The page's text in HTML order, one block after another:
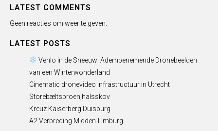
LATEST COMMENTS
Geen reacties om weer te geven.
LATEST POSTS
Venlo in de Sneeuw: Adembenemende Dronebeelden
van een Winterwonderland
Cinematic dronevideo infrastructuur in Utrecht
Storebæltsbroen,halsskov
Kreuz Kaiserberg Duisburg
A2 Verbreding Midden-Limburg